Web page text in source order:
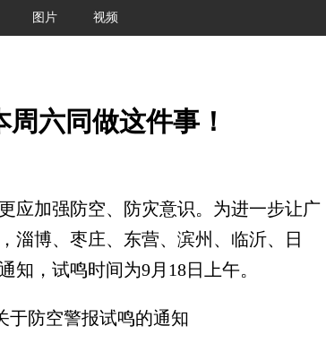
图片 视频
六同做这件事！
加强防空、防灾意识。为进一步让广
淄博、枣庄、东营、滨州、临沂、日
，试鸣时间为9月18日上午。
于防空警报试鸣的通知